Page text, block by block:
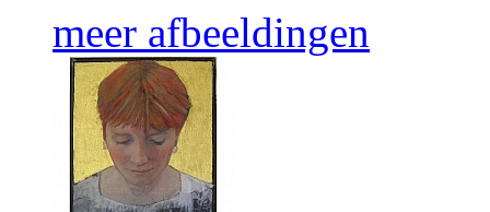
meer afbeeldingen